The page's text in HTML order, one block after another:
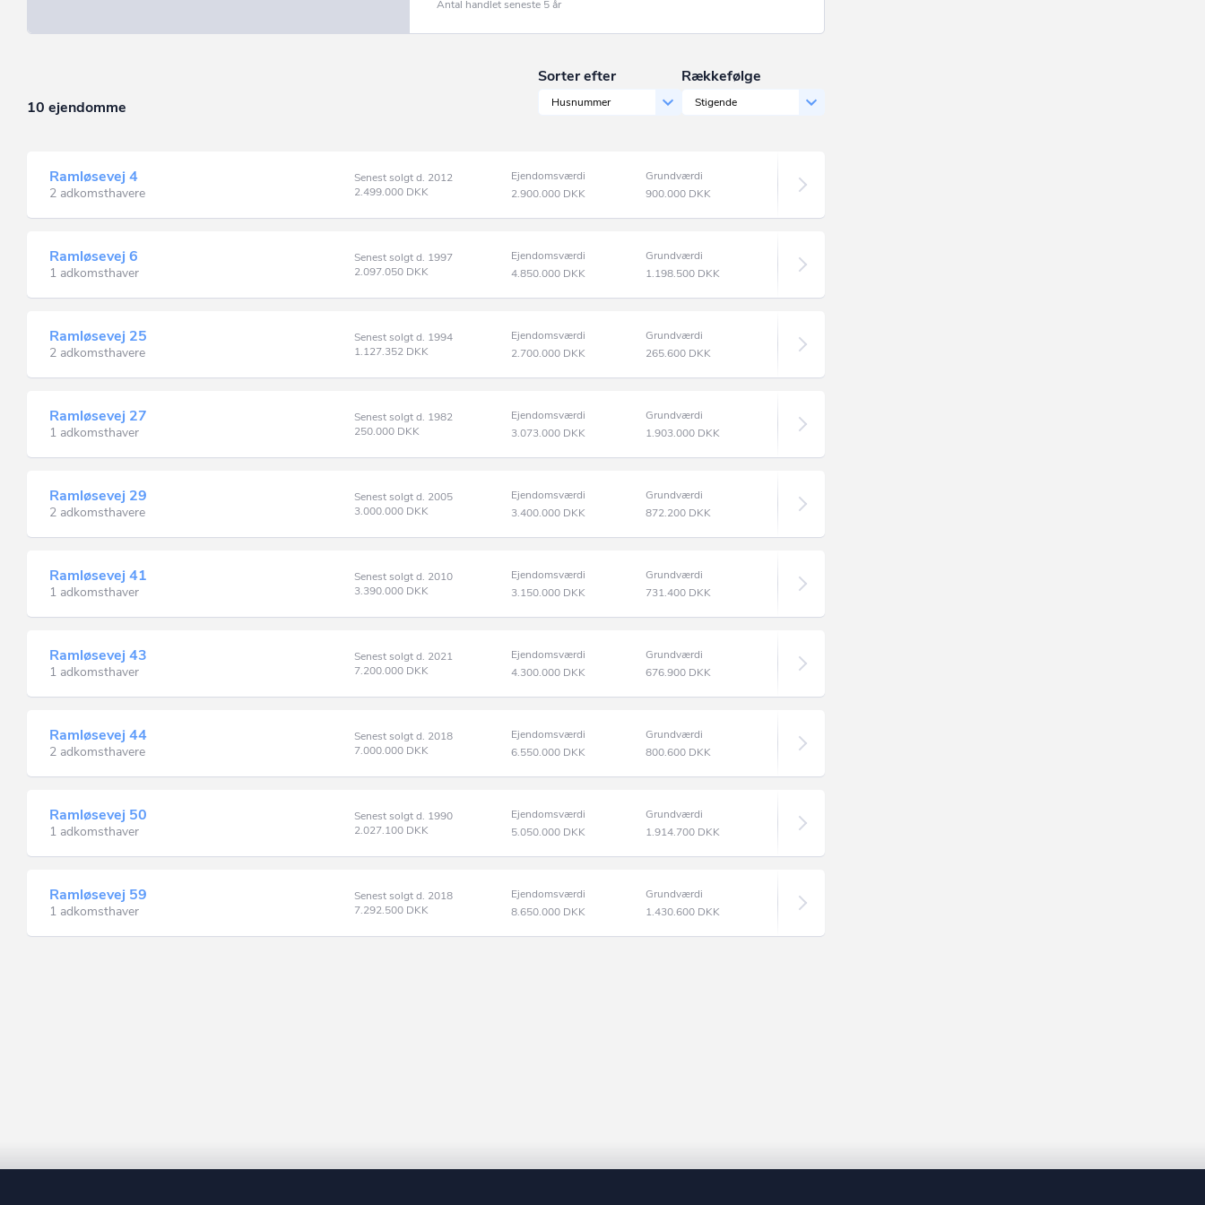
Antal handlet seneste 5 år
10 ejendomme
Sorter efter
Husnummer
Rækkefølge
Stigende
Ramløsevej 4
2 adkomsthavere
Senest solgt d. 2012
2.499.000 DKK
Ejendomsværdi
2.900.000 DKK
Grundværdi
900.000 DKK
Ramløsevej 6
1 adkomsthaver
Senest solgt d. 1997
2.097.050 DKK
Ejendomsværdi
4.850.000 DKK
Grundværdi
1.198.500 DKK
Ramløsevej 25
2 adkomsthavere
Senest solgt d. 1994
1.127.352 DKK
Ejendomsværdi
2.700.000 DKK
Grundværdi
265.600 DKK
Ramløsevej 27
1 adkomsthaver
Senest solgt d. 1982
250.000 DKK
Ejendomsværdi
3.073.000 DKK
Grundværdi
1.903.000 DKK
Ramløsevej 29
2 adkomsthavere
Senest solgt d. 2005
3.000.000 DKK
Ejendomsværdi
3.400.000 DKK
Grundværdi
872.200 DKK
Ramløsevej 41
1 adkomsthaver
Senest solgt d. 2010
3.390.000 DKK
Ejendomsværdi
3.150.000 DKK
Grundværdi
731.400 DKK
Ramløsevej 43
1 adkomsthaver
Senest solgt d. 2021
7.200.000 DKK
Ejendomsværdi
4.300.000 DKK
Grundværdi
676.900 DKK
Ramløsevej 44
2 adkomsthavere
Senest solgt d. 2018
7.000.000 DKK
Ejendomsværdi
6.550.000 DKK
Grundværdi
800.600 DKK
Ramløsevej 50
1 adkomsthaver
Senest solgt d. 1990
2.027.100 DKK
Ejendomsværdi
5.050.000 DKK
Grundværdi
1.914.700 DKK
Ramløsevej 59
1 adkomsthaver
Senest solgt d. 2018
7.292.500 DKK
Ejendomsværdi
8.650.000 DKK
Grundværdi
1.430.600 DKK